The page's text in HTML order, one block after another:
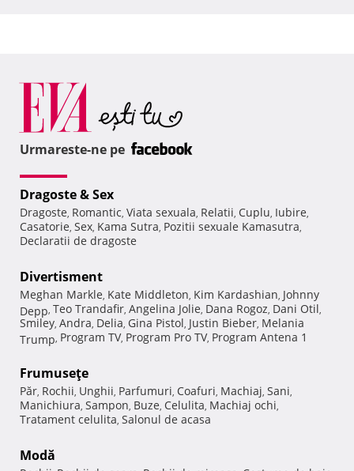
Urmareste-ne pe
Dragoste & Sex
Dragoste, Romantic, Viata sexuala, Relatii, Cuplu, Iubire,
Casatorie, Sex, Kama Sutra, Pozitii sexuale Kamasutra,
Declaratii de dragoste
Divertisment
Meghan Markle, Kate Middleton, Kim Kardashian, Johnny
Depp, Teo Trandafir, Angelina Jolie, Dana Rogoz, Dani Otil,
Smiley, Andra, Delia, Gina Pistol, Justin Bieber, Melania
Trump, Program TV, Program Pro TV, Program Antena 1
Frumuseţe
Păr, Rochii, Unghii, Parfumuri, Coafuri, Machiaj, Sani,
Manichiura, Sampon, Buze, Celulita, Machiaj ochi,
Tratament celulita, Salonul de acasa
Modă